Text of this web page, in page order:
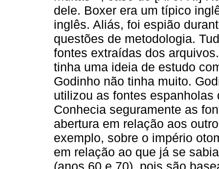
dele. Boxer era um típico
inglês. Aliás, foi espião
questões de metodologia.
fontes extraídas dos
tinha uma ideia de estudo
Godinho não tinha muito.
utilizou as fontes
Conhecia seguramente as
abertura em relação aos
exemplo, sobre o império
em relação ao que já se
(anos 60 e 70), pois são